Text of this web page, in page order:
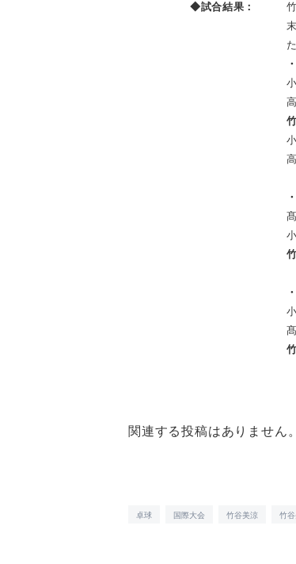
◆試合結果：
関連する投稿はありません。
卓球 国際大会 竹谷美涼 竹